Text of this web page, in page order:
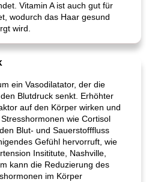
Vitamin A ist auch gut für
wodurch das Haar gesund
wird.
ein Vasodilatator, der die
Blutdruck senkt. Erhöhter
auf den Körper wirken und
wie Cortisol
Blut- und Sauerstofffluss
Gefühl hervorruft, wie
Insititute, Nashville,
kann die Reduzierung des
im Körper